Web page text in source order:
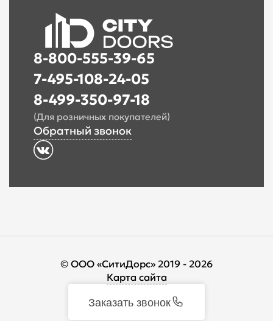
8-800-555-39-65
7-495-108-24-05
8-499-350-97-18
(Для розничных покупателей)
Обратный звонок
© ООО «СитиДорс» 2019 - 2026
Карта сайта
Заказать звонок